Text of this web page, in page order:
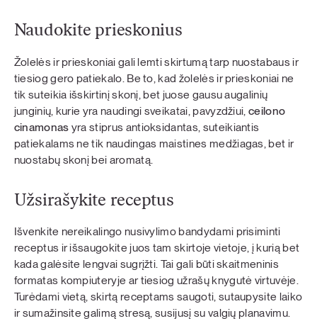
Naudokite prieskonius
Žolelės ir prieskoniai gali lemti skirtumą tarp nuostabaus ir
tiesiog gero patiekalo. Be to, kad žolelės ir prieskoniai ne
tik suteikia išskirtinį skonį, bet juose gausu augalinių
junginių, kurie yra naudingi sveikatai, pavyzdžiui,ceilono
cinamonas yra stiprus antioksidantas, suteikiantis
patiekalams ne tik naudingas maistines medžiagas, bet ir
nuostabų skonį bei aromatą.
Užsirašykite receptus
Išvenkite nereikalingo nusivylimo bandydami prisiminti
receptus ir išsaugokite juos tam skirtoje vietoje, į kurią bet
kada galėsite lengvai sugrįžti. Tai gali būti skaitmeninis
formatas kompiuteryje ar tiesiog užrašų knygutė virtuvėje.
Turėdami vietą, skirtą receptams saugoti, sutaupysite laiko
ir sumažinsite galimą stresą, susijusį su valgių planavimu.